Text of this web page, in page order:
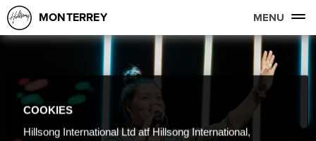
MONTERREY MENU
COOKIES
Hillsong International Ltd atf Hillsong International,